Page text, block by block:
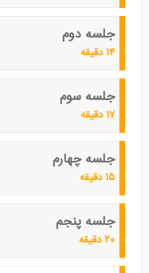
جلسه دوم
۱۴ دقیقه
جلسه سوم
۱۷ دقیقه
جلسه چهارم
۱۵ دقیقه
جلسه پنجم
۲۰ دقیقه